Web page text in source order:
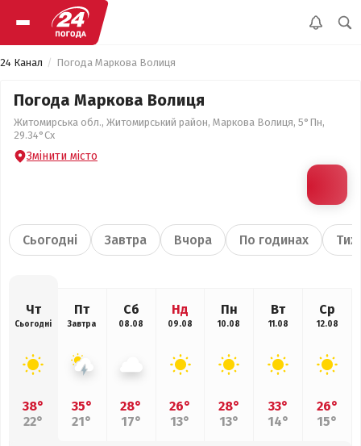
24 Канал Погода Маркова Волиця
Погода Маркова Волиця
Житомирська обл., Житомирський район, Маркова Волиця, 5°Пн,
29.34°Сх
Змінити місто
Сьогодні Завтра Вчора По годинах
Чт
Сьогодні
38°
22°
Пт
Завтра
35°
21°
Сб
08.08
28°
17°
Нд
09.08
26°
13°
Пн
10.08
28°
13°
Вт
11.08
33°
14°
Ср
12.08
26°
15°